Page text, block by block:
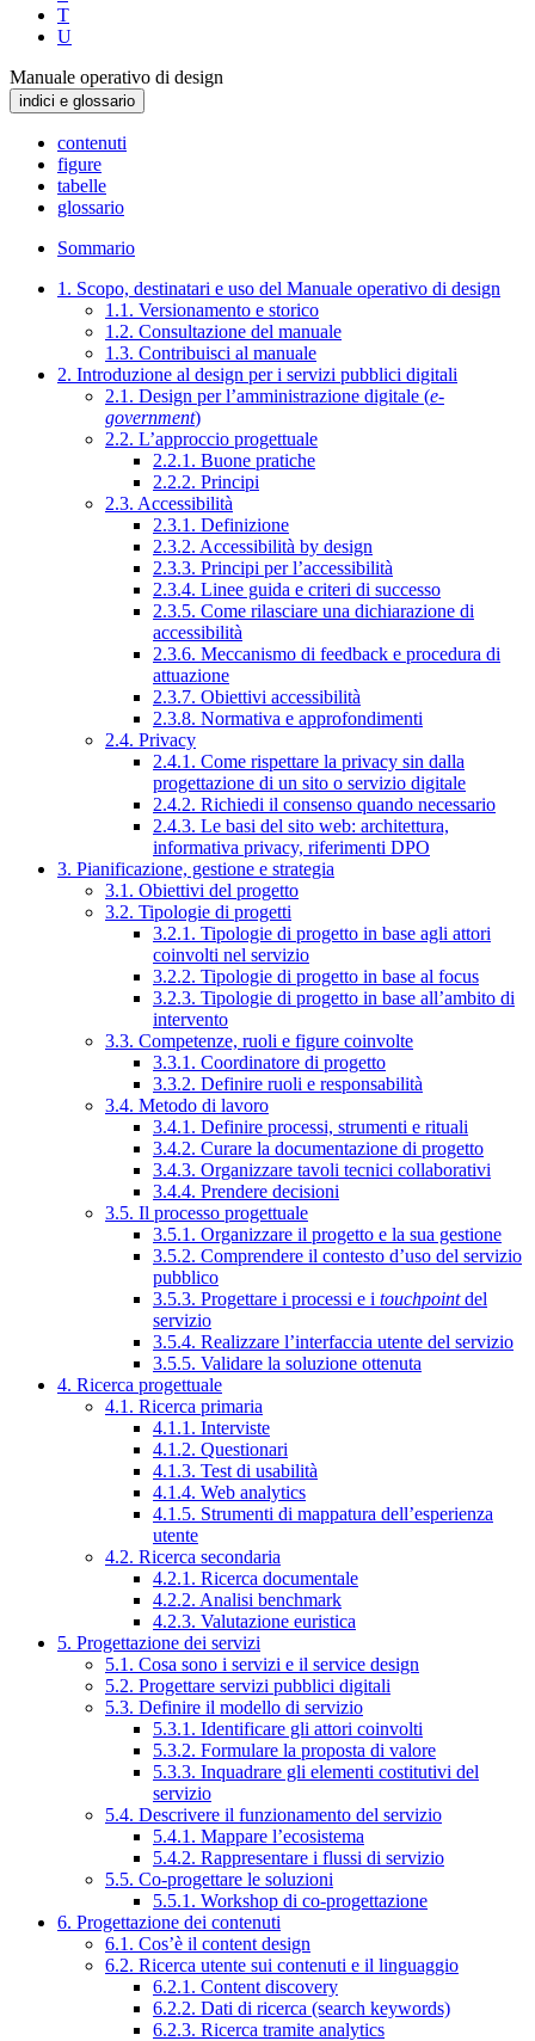
T
U
Manuale operativo di design
indici e glossario
contenuti
figure
tabelle
glossario
Sommario
1. Scopo, destinatari e uso del Manuale operativo di design
1.1. Versionamento e storico
1.2. Consultazione del manuale
1.3. Contribuisci al manuale
2. Introduzione al design per i servizi pubblici digitali
2.1. Design per l’amministrazione digitale (e-
government)
2.2. L’approccio progettuale
2.2.1. Buone pratiche
2.2.2. Principi
2.3. Accessibilità
2.3.1. Definizione
2.3.2. Accessibilità by design
2.3.3. Principi per l’accessibilità
2.3.4. Linee guida e criteri di successo
2.3.5. Come rilasciare una dichiarazione di
accessibilità
2.3.6. Meccanismo di feedback e procedura di
attuazione
2.3.7. Obiettivi accessibilità
2.3.8. Normativa e approfondimenti
2.4. Privacy
2.4.1. Come rispettare la privacy sin dalla
progettazione di un sito o servizio digitale
2.4.2. Richiedi il consenso quando necessario
2.4.3. Le basi del sito web: architettura,
informativa privacy, riferimenti DPO
3. Pianificazione, gestione e strategia
3.1. Obiettivi del progetto
3.2. Tipologie di progetti
3.2.1. Tipologie di progetto in base agli attori
coinvolti nel servizio
3.2.2. Tipologie di progetto in base al focus
3.2.3. Tipologie di progetto in base all’ambito di
intervento
3.3. Competenze, ruoli e figure coinvolte
3.3.1. Coordinatore di progetto
3.3.2. Definire ruoli e responsabilità
3.4. Metodo di lavoro
3.4.1. Definire processi, strumenti e rituali
3.4.2. Curare la documentazione di progetto
3.4.3. Organizzare tavoli tecnici collaborativi
3.4.4. Prendere decisioni
3.5. Il processo progettuale
3.5.1. Organizzare il progetto e la sua gestione
3.5.2. Comprendere il contesto d’uso del servizio
pubblico
3.5.3. Progettare i processi e i touchpointdel
servizio
3.5.4. Realizzare l’interfaccia utente del servizio
3.5.5. Validare la soluzione ottenuta
4. Ricerca progettuale
4.1. Ricerca primaria
4.1.1. Interviste
4.1.2. Questionari
4.1.3. Test di usabilità
4.1.4. Web analytics
4.1.5. Strumenti di mappatura dell’esperienza
utente
4.2. Ricerca secondaria
4.2.1. Ricerca documentale
4.2.2. Analisi benchmark
4.2.3. Valutazione euristica
5. Progettazione dei servizi
5.1. Cosa sono i servizi e il service design
5.2. Progettare servizi pubblici digitali
5.3. Definire il modello di servizio
5.3.1. Identificare gli attori coinvolti
5.3.2. Formulare la proposta di valore
5.3.3. Inquadrare gli elementi costitutivi del
servizio
5.4. Descrivere il funzionamento del servizio
5.4.1. Mappare l’ecosistema
5.4.2. Rappresentare i flussi di servizio
5.5. Co-progettare le soluzioni
5.5.1. Workshop di co-progettazione
6. Progettazione dei contenuti
6.1. Cos’è il content design
6.2. Ricerca utente sui contenuti e il linguaggio
6.2.1. Content discovery
6.2.2. Dati di ricerca (search keywords)
6.2.3. Ricerca tramite analytics